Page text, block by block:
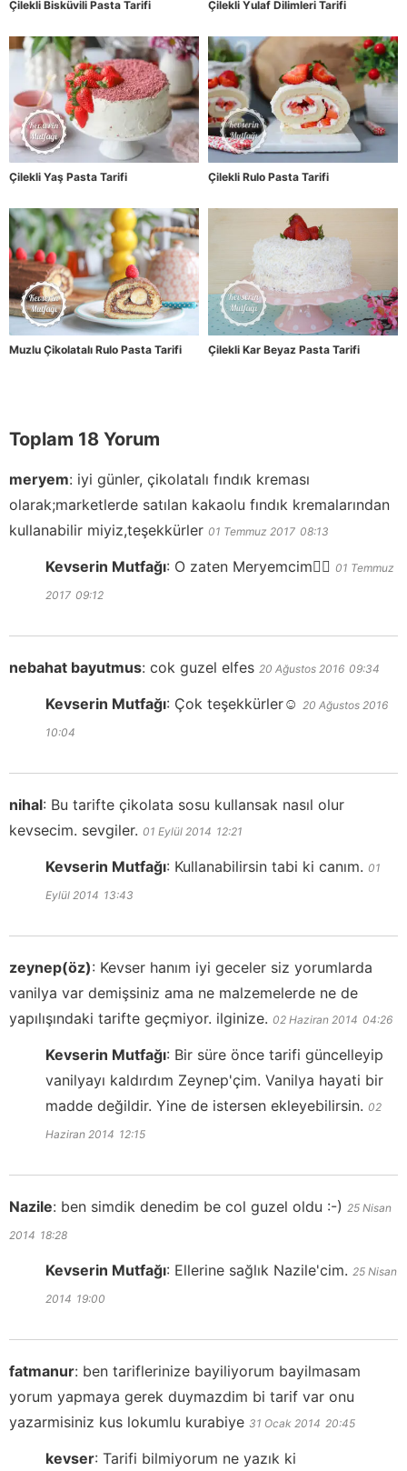
Çilekli Bisküvili Pasta Tarifi Çilekli Yulaf Dilimleri Tarifi
Çilekli Yaş Pasta Tarifi Çilekli Rulo Pasta Tarifi
Muzlu Çikolatalı Rulo Pasta Tarifi Çilekli Kar Beyaz Pasta Tarifi
Toplam 18 Yorum
meryem: iyi günler, çikolatalı fındık kreması
olarak;marketlerde satılan kakaolu fındık kremalarından
kullanabilir miyiz,teşekkürler 01 Temmuz 2017 08:13
Kevserin Mutfağı: O zaten Meryemcim👍🏻 01 Temmuz
2017 09:12
nebahat bayutmus: cok guzel elfes 20 Ağustos 2016 09:34
Kevserin Mutfağı: Çok teşekkürler☺️ 20 Ağustos 2016
10:04
nihal: Bu tarifte çikolata sosu kullansak nasıl olur
kevsecim. sevgiler. 01 Eylül 2014 12:21
Kevserin Mutfağı: Kullanabilirsin tabi ki canım. 01
Eylül 2014 13:43
zeynep(öz): Kevser hanım iyi geceler siz yorumlarda
vanilya var demişsiniz ama ne malzemelerde ne de
yapılışındaki tarifte geçmiyor. ilginize. 02 Haziran 2014 04:26
Kevserin Mutfağı: Bir süre önce tarifi güncelleyip
vanilyayı kaldırdım Zeynep'çim. Vanilya hayati bir
madde değildir. Yine de istersen ekleyebilirsin. 02
Haziran 2014 12:15
Nazile: ben simdik denedim be col guzel oldu :-) 25 Nisan
2014 18:28
Kevserin Mutfağı: Ellerine sağlık Nazile'cim. 25 Nisan
2014 19:00
fatmanur: ben tariflerinize bayiliyorum bayilmasam
yorum yapmaya gerek duymazdim bi tarif var onu
yazarmisiniz kus lokumlu kurabiye 31 Ocak 2014 20:45
kevser: Tarifi bilmiyorum ne yazık ki